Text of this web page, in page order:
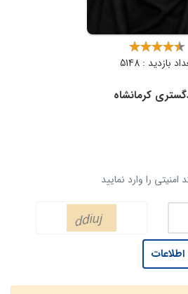
بازدید : 5148
کرمانشاه
را وارد نمایید